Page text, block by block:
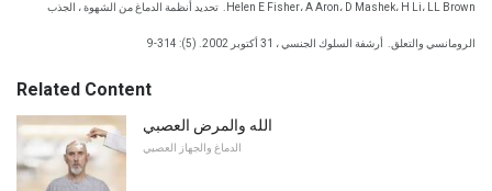
Helen E Fisher، A Aron، D Mashek، H Li، LL Brown. تحديد أنظمة الدماغ من الشهوة ، الجذب
الرومانسي والتعلق. أرشفة السلوك الجنسي ، 31 أكتوبر 2002. (5): 314-9
Related Content
الله والمرض العصبي
الدماغ والجهاز العصبي